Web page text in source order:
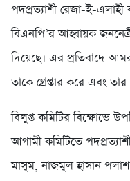
পদপ্রত্যাশী রেজা-ই-
বিএনপি’র আহ্বায়ক
দিয়েছে। এর প্রতিবাদে
তাকে গ্রেপ্তার করে এবং তার
বিলুপ্ত কমিটির বিক্ষোভে
আগামী কমিটিতে
মাসুম, নাজমুল হাসান পলাশ